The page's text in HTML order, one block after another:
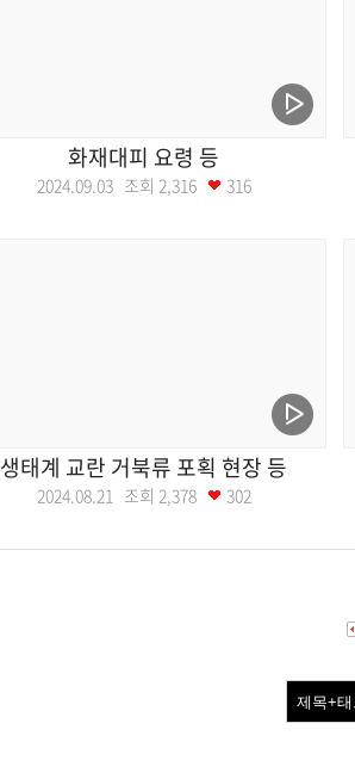
화재대피 요령 등
2024.09.03 조회 2,316 316
생태계 교란 거북류 포획 현장 등
2024.08.21 조회 2,378 302